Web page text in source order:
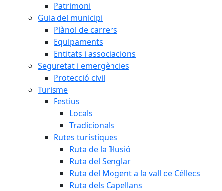
Patrimoni
Guia del municipi
Plànol de carrers
Equipaments
Entitats i associacions
Seguretat i emergències
Protecció civil
Turisme
Festius
Locals
Tradicionals
Rutes turístiques
Ruta de la Il·lusió
Ruta del Senglar
Ruta del Mogent a la vall de Céllecs
Ruta dels Capellans